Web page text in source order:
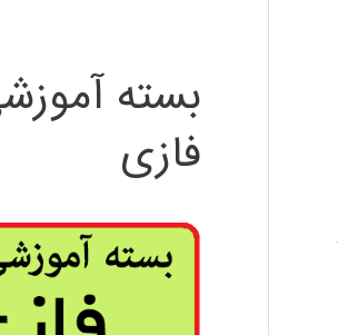
بسته
فازی